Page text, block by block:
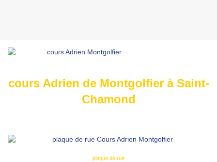
cours Adrien de Montgolfier à Saint-
Chamond
plaque de rue